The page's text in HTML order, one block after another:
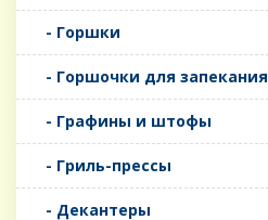
- Горшки
- Горшочки для запекания
- Графины и штофы
- Гриль-прессы
- Декантеры